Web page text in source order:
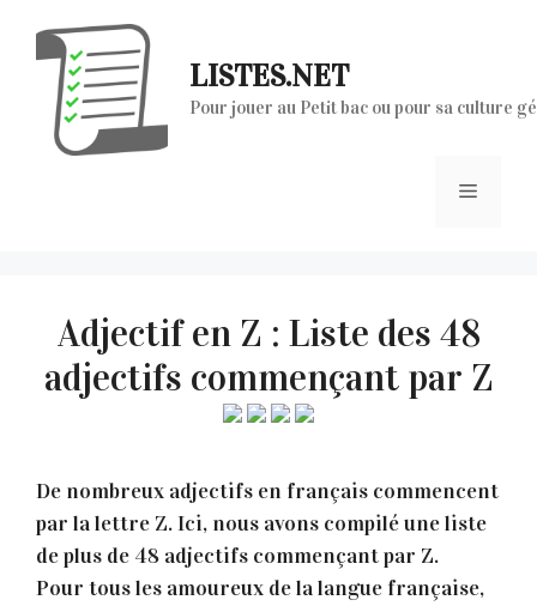
contenu
LISTES.NET
Pour jouer au Petit bac ou pour sa culture
Menu
Adjectif en Z : Liste des 48
adjectifs commençant par Z
De nombreux adjectifs en français commencent
par la lettre Z. Ici, nous avons compilé une liste
de plus de 48 adjectifs commençant par Z.
Pour tous les amoureux de la langue française,